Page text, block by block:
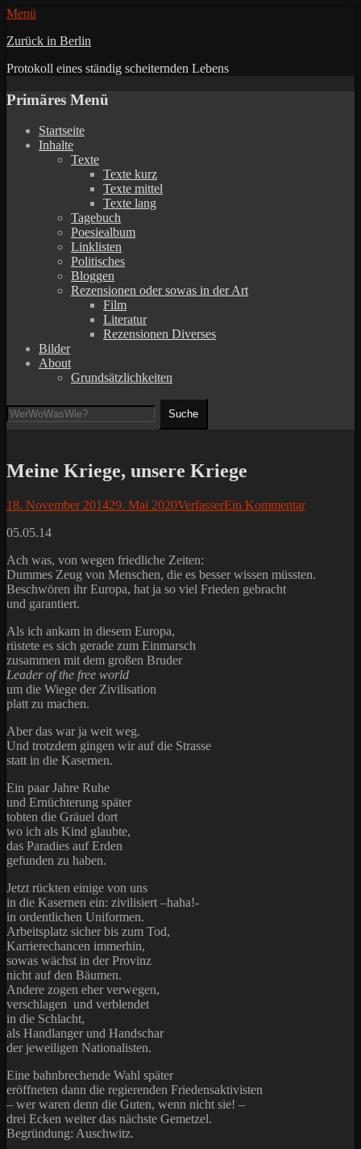
Menü
Zurück in Berlin
Protokoll eines ständig scheiternden Lebens
Primäres Menü
Zum
Inhalt
Startseite
Inhalte
Texte
Texte kurz
Texte mittel
Texte lang
Tagebuch
Poesiealbum
Linklisten
Politisches
Bloggen
Rezensionen oder sowas in der Art
Film
Literatur
Rezensionen Diverses
Bilder
About
Grundsätzlichkeiten
Suchen
Suche
nach:
Meine Kriege, unsere Kriege
Posted
18. November 201429. Mai 2020Autor
VerfasserEin Kommentar
05.05.14
Ach was, von wegen friedliche Zeiten:
Dummes Zeug von Menschen, die es besser wissen müssten.
Beschwören ihr Europa, hat ja so viel Frieden gebracht
und garantiert.
Als ich ankam in diesem Europa,
rüstete es sich gerade zum Einmarsch
zusammen mit dem großen Bruder
Leader of the free world
um die Wiege der Zivilisation
platt zu machen.
Aber das war ja weit weg.
Und trotzdem gingen wir auf die Strasse
statt in die Kasernen.
Ein paar Jahre Ruhe
und Ernüchterung später
tobten die Gräuel dort
wo ich als Kind glaubte,
das Paradies auf Erden
gefunden zu haben.
Jetzt rückten einige von uns
in die Kasernen ein: zivilisiert –haha!-
in ordentlichen Uniformen.
Arbeitsplatz sicher bis zum Tod,
Karrierechancen immerhin,
sowas wächst in der Provinz
nicht auf den Bäumen.
Andere zogen eher verwegen,
verschlagen und verblendet
in die Schlacht,
als Handlanger und Handschar
der jeweiligen Nationalisten.
Eine bahnbrechende Wahl später
eröffneten dann die regierenden Friedensaktivisten
– wer waren denn die Guten, wenn nicht sie! –
drei Ecken weiter das nächste Gemetzel.
Begründung: Auschwitz.